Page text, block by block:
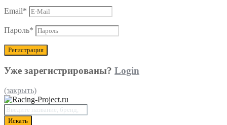
Email*
Пароль*
Уже зарегистрированы? Login
(закрыть)
Поиск
товаров
Искать